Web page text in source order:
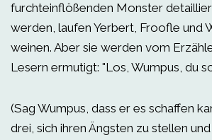
furchteinflößenden Monster
werden, laufen Yerbert, Froofle und
weinen. Aber sie werden vom
Lesern ermutigt: "Los, Wumpus, du
(Sag Wumpus, dass er es schaffen
drei, sich ihren Ängsten zu stellen